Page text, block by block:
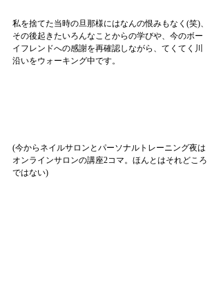
私を捨てた当時の旦那様にはなんの恨みもなく(笑)、
その後起きたいろんなことからの学びや、今のボー
イフレンドへの感謝を再確認しながら、てくてく川
沿いをウォーキング中です。
(今からネイルサロンとパーソナルトレーニング夜は
オンラインサロンの講座2コマ。ほんとはそれどころ
ではない)